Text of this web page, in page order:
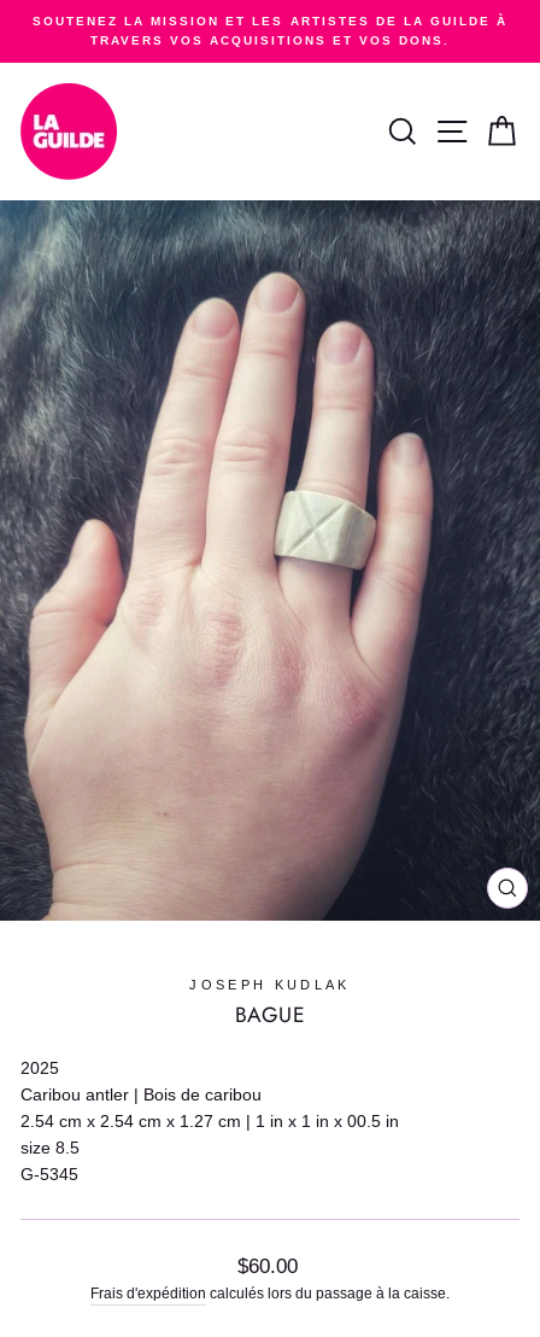
Passer
contenu
SOUTENEZ LA MISSION ET LES ARTISTES DE LA GUILDE À
TRAVERS VOS ACQUISITIONS ET VOS DONS.
RECHERCHER
JOSEPH KUDLAK
BAGUE
2025
Caribou antler | Bois de caribou
2.54 cm x 2.54 cm x 1.27 cm | 1 in x 1 in x 00.5 in
size 8.5
G-5345
Prix
régulier
$60.00
Frais d'expédition calculés lors du passage à la caisse.